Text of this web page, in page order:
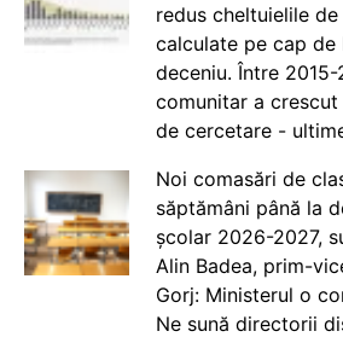
redus cheltuielile
calculate pe cap
deceniu. Între
comunitar a
de cercetare -
Noi comasări de
săptămâni până la
școlar 2026-2027,
Alin Badea, prim-
Gorj: Ministerul o
Ne sună directorii